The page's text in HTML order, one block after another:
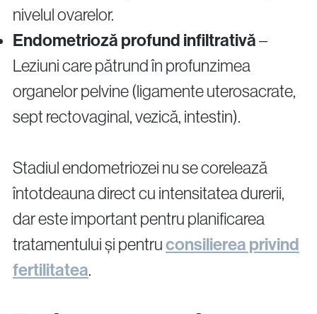
nivelul ovarelor.
Endometrioză profund infiltrativă–
Leziuni care pătrund în profunzimea
organelor pelvine (ligamente uterosacrate,
sept rectovaginal, vezică, intestin).
Stadiul endometriozei nu se corelează
întotdeauna direct cu intensitatea durerii,
dar este important pentru planificarea
tratamentului și pentruconsilierea privind
fertilitatea.